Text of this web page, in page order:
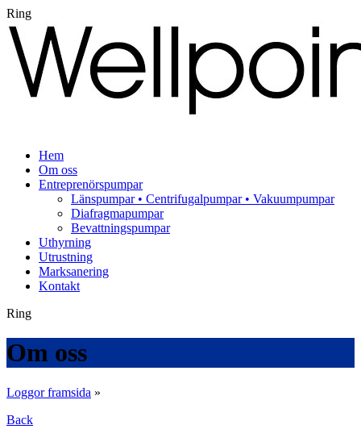
Ring
Hem
Om oss
Entreprenörspumpar
Länspumpar • Centrifugalpumpar • Vakuumpumpar
Diafragmapumpar
Bevattningspumpar
Uthyrning
Utrustning
Marksanering
Kontakt
Ring
Om oss
Loggor framsida »
Back